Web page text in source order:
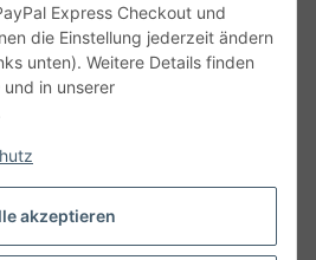
akzeptieren
Express Checkout und
die Einstellung jederzeit ändern
unten). Weitere Details finden
und in unserer
ohne Gewähr. Irrtümer und fehlerhafte
Sie Datenblätter oder spezielle
Abbildungen der Artikel können